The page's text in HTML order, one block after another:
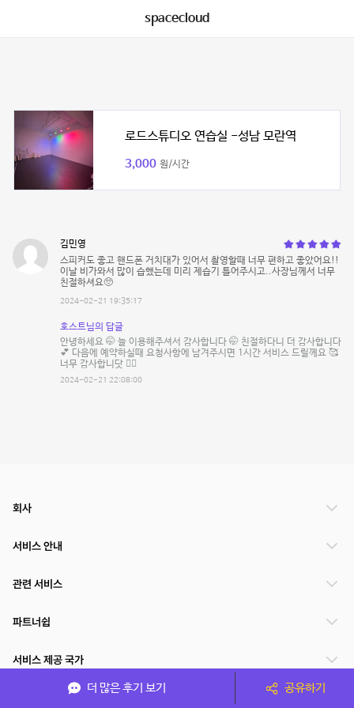
spacecloud
로드스튜디오 연습실 -성남 모란역
3,000 원/시간
김민영
스피커도 좋고 핸드폰 거치대가 있어서 촬영할때 너무 편하고 좋았어요!!
이날 비가와서 많이 습했는데 미리 제습기 틀어주시고..사장님께서 너무
친절하셔요🥺
2024-02-21 19:35:17
호스트님의 답글
안녕하세요 🤭 늘 이용해주셔서 감사합니다 🤭 친절하다니 더 감사합니다
💕 다음에 예약하실때 요청사항에 남겨주시면 1시간 서비스 드릴께요 🥰
너무 감사합니닷 🙇‍♀️
2024-02-21 22:08:00
더 많은 후기 보기 공유하기
회사
서비스 안내
관련 서비스
파트너쉽
서비스 제공 국가